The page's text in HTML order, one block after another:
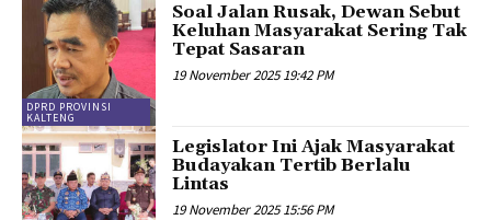
DPRD PROVINSI
KALTENG
Soal Jalan Rusak, Dewan Sebut
Keluhan Masyarakat Sering Tak
Tepat Sasaran
19 November 2025 19:42 PM
Legislator Ini Ajak Masyarakat
Budayakan Tertib Berlalu
Lintas
19 November 2025 15:56 PM